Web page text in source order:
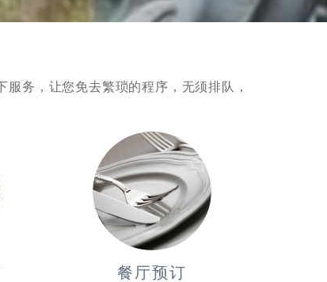
务，让您免去繁琐的程序，无须排队，
餐厅预订